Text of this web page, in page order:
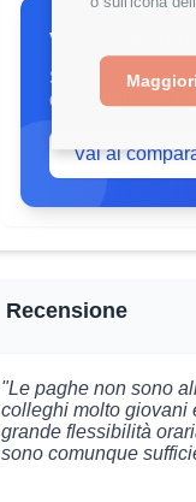
Vuoi
Scopri come il
dettagliate per
Vai al
Recensione
"Le paghe non sono
colleghi molto giovani
grande flessibilità
sono comunque